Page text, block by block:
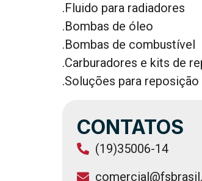
.Fluido para radiadores
.Bombas de óleo
.Bombas de combustível
.Carburadores e kits de
.Soluções para
CONTATOS
(19)35006-14